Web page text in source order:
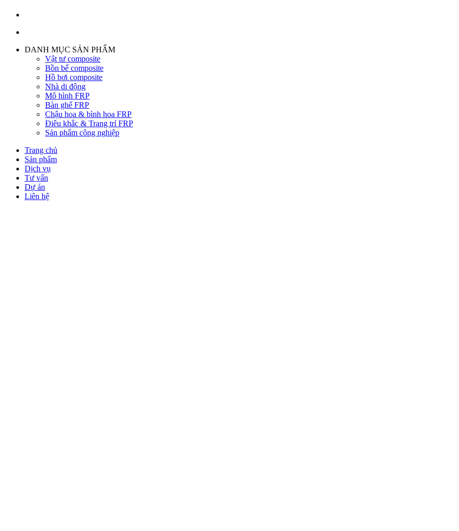
DANH MỤC SẢN PHẨM
Vật tư composite
Bồn bể composite
Hồ bơi composite
Nhà di động
Mô hình FRP
Bàn ghế FRP
Chậu hoa & bình hoa FRP
Điêu khắc & Trang trí FRP
Sản phẩm công nghiệp
Trang chủ
Sản phẩm
Dịch vụ
Tư vấn
Dự án
Liên hệ